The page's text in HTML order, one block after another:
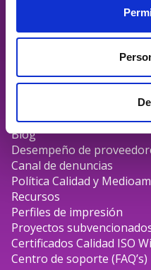
Links
Materiales impresión 3D
Contacto
Blog
Desempeño de
Canal de denuncias
Política Calidad y
Recursos
Perfiles de impresión
Proyectos
Certificados Calidad ISO
Centro de soporte (FAQ’s)